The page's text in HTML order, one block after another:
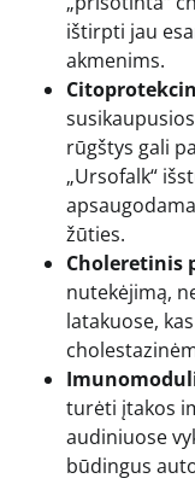
ištirpti jau
akmenims.
rūgštys gali
„Ursofalk“
žūties.
Choleretinis
nutekėjimą,
latakuose,
turėti įtakos
audiniuose
būdingus